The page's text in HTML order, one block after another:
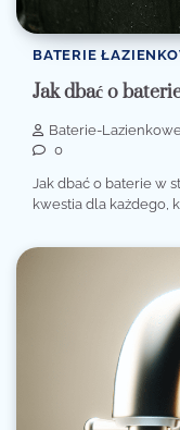
BATERIE
Jak dbać o
Baterie-
0
Jak dbać o baterie w
kwestia dla każdego,